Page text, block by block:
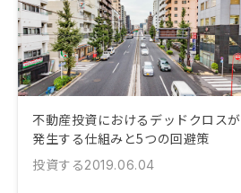
不動産投資におけるデッドクロスが
発生する仕組みと5つの回避策
投資する2019.06.04